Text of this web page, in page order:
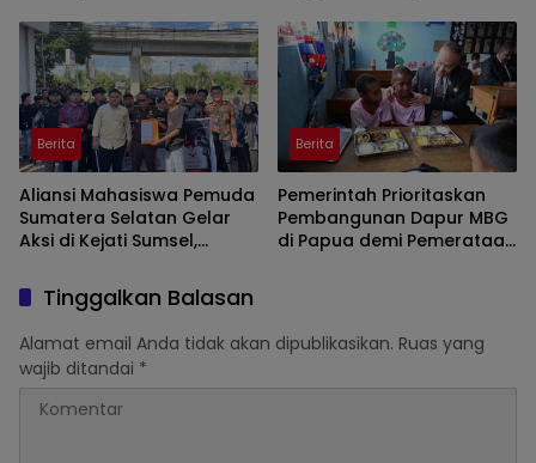
Gubernur
Berita
Aliansi Mahasiswa Pemuda
Sumatera Selatan Gelar
Aksi di Kejati Sumsel,
Pungutan Dana BOS dan
Sertifikasi Guru di Ogan Ilir
Berita
Pemerintah Prioritaskan
Pembangunan Dapur MBG
di Papua demi Pemerataan
Tinggalkan Balasan
Alamat email Anda tidak akan dipublikasikan. Ruas yang
wajib ditandai *